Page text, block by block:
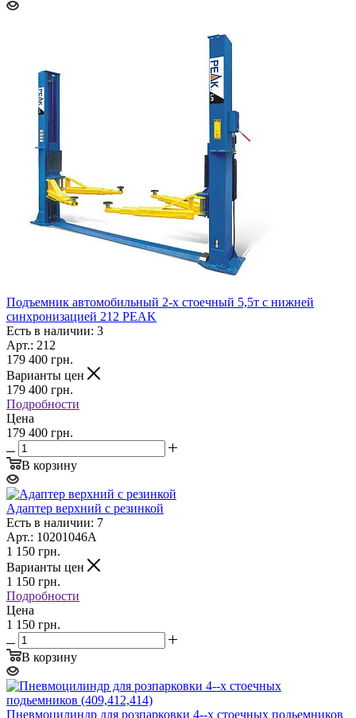
Подъемник автомобильный 2-х стоечный 5,5т с нижней
синхронизацией 212 PEAK
Есть в наличии: 3
Арт.: 212
179 400 грн.
Варианты цен
179 400 грн.
Подробности
Цена
179 400 грн.
В корзину
Адаптер верхний с резинкой
Есть в наличии: 7
Арт.: 10201046A
1 150 грн.
Варианты цен
1 150 грн.
Подробности
Цена
1 150 грн.
В корзину
Пневмоцилиндр для розпарковки 4--х стоечных подьемников